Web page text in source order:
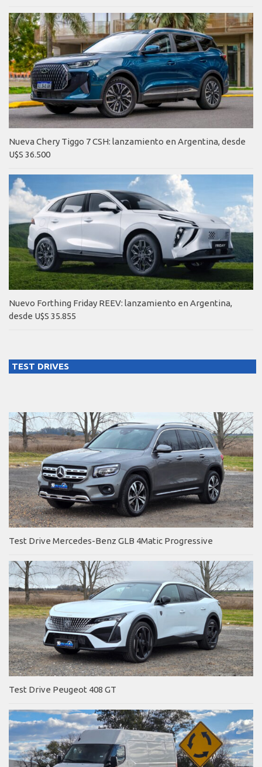
Nueva Chery Tiggo 7 CSH: lanzamiento en Argentina, desde
U$S 36.500
Nuevo Forthing Friday REEV: lanzamiento en Argentina,
desde U$S 35.855
TEST DRIVES
Test Drive Mercedes-Benz GLB 4Matic Progressive
Test Drive Peugeot 408 GT